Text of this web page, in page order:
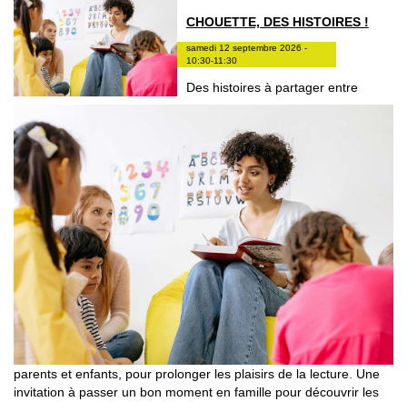
CHOUETTE, DES HISTOIRES !
samedi 12 septembre 2026 -
10:30-11:30
Des histoires à partager entre
parents et enfants, pour prolonger les plaisirs de la lecture. Une
invitation à passer un bon moment en famille pour découvrir les